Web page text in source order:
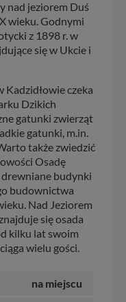
nad jeziorem Duś
wieku. Godnymi
z 1898 r. w
się w Ukcie i
czeka
Dzikich
gatunki zwierząt
gatunki, m.in.
także zwiedzić
Osadę
budynki
budownictwa
Nad Jeziorem
się osada
kilku lat swoim
wielu gości.
na miejscu